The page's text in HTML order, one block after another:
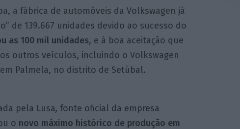
a fábrica de automóveis da Volkswagen já
de 139.667 unidades devido ao sucesso do
as 100 mil unidades, e à boa aceitação que
outros veículos, incluindo o Volkswagen
Palmela, no distrito de Setúbal.
pela Lusa, fonte oficial da empresa
o novo máximo histórico de produção em